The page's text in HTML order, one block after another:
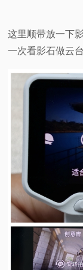
这里顺带放一下
一次看影石做云台